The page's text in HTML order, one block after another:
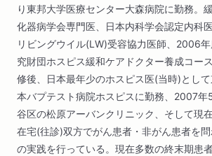
り東邦大学医療センター大森病院に勤務。
化器病学会専門医、日本内科学会認定内科
リビングウイル(LW)受容協力医師、2006
究財団ホスピス緩和ケアドクター養成コー
修後、日本最年少のホスピス医(当時)とし
本バプテスト病院ホスピスに勤務、2007年
谷区の松原アーバンクリニック、そして現
在宅(往診)双方でがん患者・非がん患者を
の実践を行っている。現在多数の終末期患